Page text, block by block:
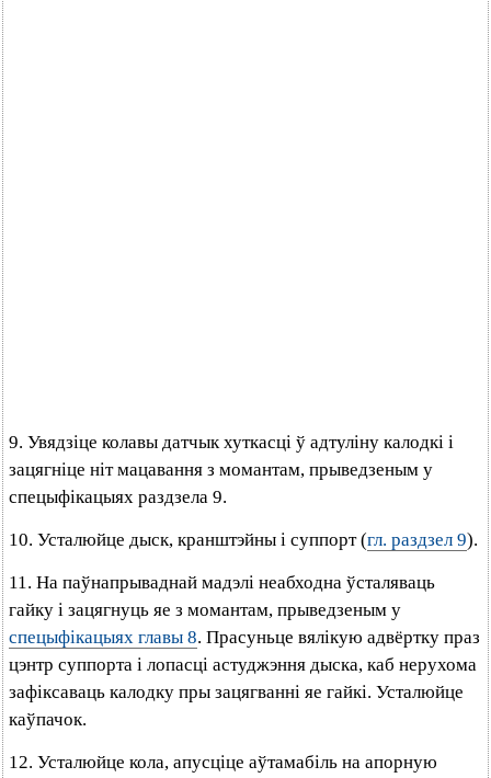
9. Увядзіце колавы датчык хуткасці ў адтуліну калодкі і
зацягніце ніт мацавання з момантам, прыведзеным у
спецыфікацыях раздзела 9.
10. Усталюйце дыск, кранштэйны і суппорт (гл. раздзел 9).
11. На паўнапрываднай мадэлі неабходна ўсталяваць
гайку і зацягнуць яе з момантам, прыведзеным у
спецыфікацыях главы 8. Прасуньце вялікую адвёртку праз
цэнтр суппорта і лопасці астуджэння дыска, каб нерухома
зафіксаваць калодку пры зацягванні яе гайкі. Усталюйце
каўпачок.
12. Усталюйце кола, апусціце аўтамабіль на апорную